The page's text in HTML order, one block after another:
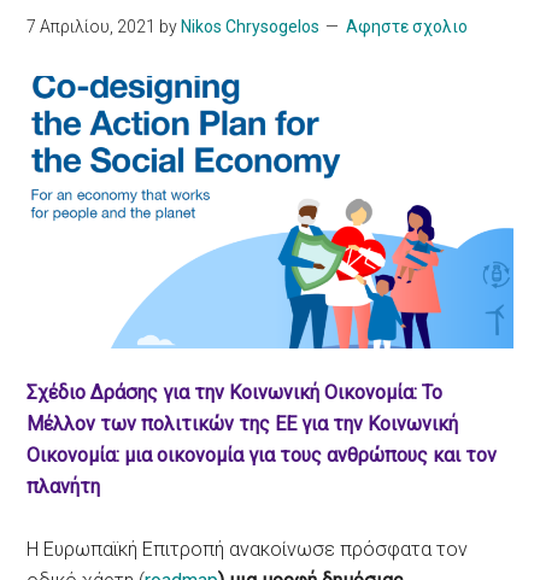
7 Απριλίου, 2021 by Nikos Chrysogelos Αφηστε σχολιο
Σχέδιο Δράσης για την Κοινωνική Οικονομία: Το
Μέλλον των πολιτικών της ΕΕ για την Κοινωνική
Οικονομία: μια οικονομία για τους ανθρώπους και τον
πλανήτη
Η Ευρωπαϊκή Επιτροπή ανακοίνωσε πρόσφατα τον